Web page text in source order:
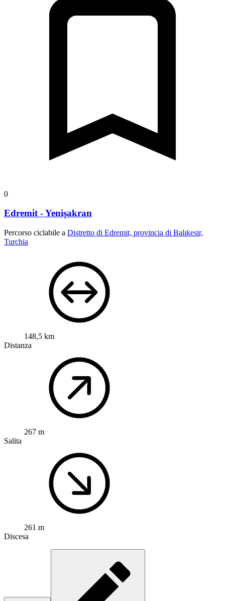
0
Edremit - Yenişakran
Percorso ciclabile a Distretto di Edremit, provincia di Balıkesir,
Turchia
148,5 km
Distanza
267 m
Salita
261 m
Discesa